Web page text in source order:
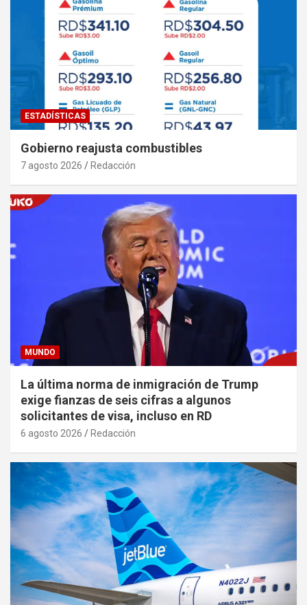
ESTADÍSTICAS
Gobierno reajusta combustibles
7 agosto 2026 Redacción
MUNDO
La última norma de inmigración de Trump
exige fianzas de seis cifras a algunos
solicitantes de visa, incluso en RD
6 agosto 2026 Redacción